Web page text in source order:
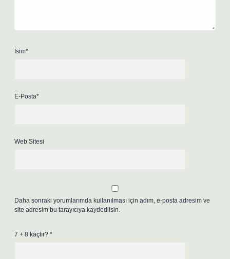
İsim*
E-Posta*
Web Sitesi
Daha sonraki yorumlarımda kullanılması için adım, e-posta adresim ve
site adresim bu tarayıcıya kaydedilsin.
7 + 8 kaçtır? *